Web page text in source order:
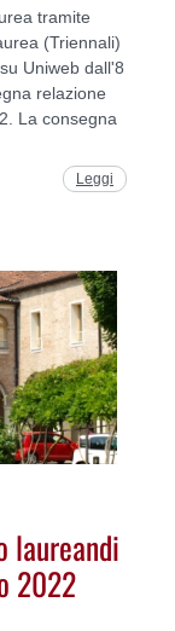
tramite
(Triennali)
Uniweb dall'8
relazione
La consegna
Leggi
laureandi
2022